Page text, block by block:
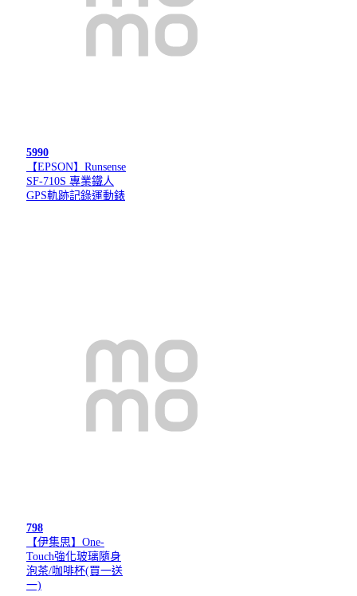
5990
【EPSON】Runsense
SF-710S 專業鐵人
GPS軌跡記錄運動錶
798
【伊集思】One-
Touch強化玻璃隨身
泡茶/咖啡杯(買一送
一)